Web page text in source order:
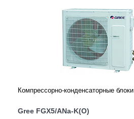
Компрессорно-конденсаторные блоки
Gree FGX5/ANa-K(O)